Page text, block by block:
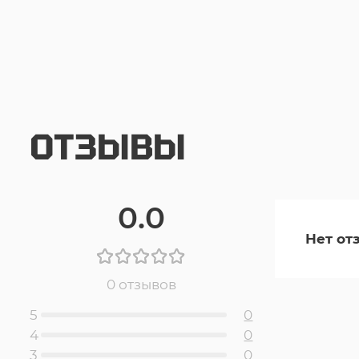
ОТЗЫВЫ
0.0
0 отзывов
5
0
4
0
3
0
Нет